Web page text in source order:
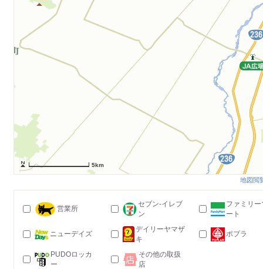
5km
地図閲
営業所
セブン-イレブ
ン
ファミリー
ート
ニューデイズ
デイリーヤマザ
キ
ポプラ
PUDOロッカ
ー
その他の取扱
店